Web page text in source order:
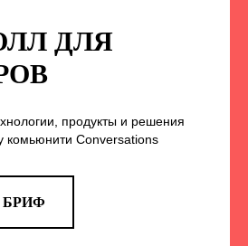
ДЛЯ
продукты и решения
комьюнити Conversations
БРИФ